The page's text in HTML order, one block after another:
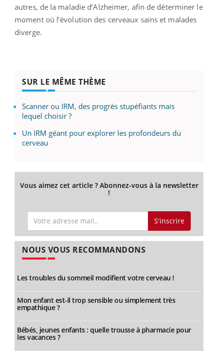
autres, de la maladie d’Alzheimer, afin de déterminer le
moment où l’évolution des cerveaux sains et malades
diverge.
SUR LE MÊME THÈME
Scanner ou IRM, des progrès stupéfiants mais
lequel choisir ?
Un IRM géant pour explorer les profondeurs du
cerveau
Vous aimez cet article ? Abonnez-vous à la newsletter
!
S'inscrire
NOUS VOUS RECOMMANDONS
Les troubles du sommeil modifient votre cerveau !
Mon enfant est-il trop sensible ou simplement très
empathique ?
Bébés, jeunes enfants : quelle trousse à pharmacie pour
les vacances ?